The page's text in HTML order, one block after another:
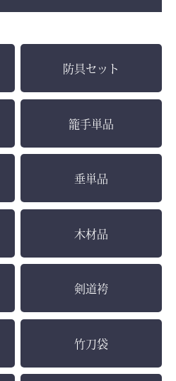
防具セット
籠手単品
垂単品
木材品
剣道袴
竹刀袋